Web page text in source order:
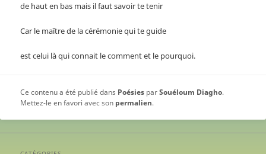
de haut en bas mais il faut savoir te tenir
Car le maître de la cérémonie qui te guide
est celui là qui connait le comment et le pourquoi.
Ce contenu a été publié dans Poésies parSouéloum Diagho.
Mettez-le en favori avec son permalien.